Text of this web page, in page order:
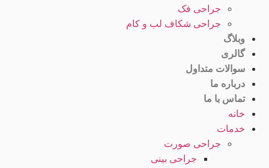
جراحی فک
جراحی شکاف لب و کام
وبلاگ
گالری
سوالات متداول
درباره ما
تماس با ما
خانه
خدمات
جراحی صورت
جراحی بینی